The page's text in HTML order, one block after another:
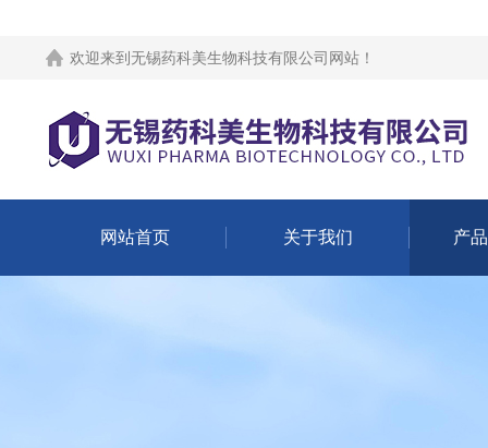
欢迎来到 无锡药科美生物科技有限公司网站 ！
网站首页 关于我们 产